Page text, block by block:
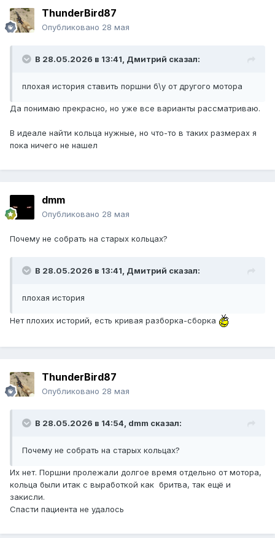
ThunderBird87
Опубликовано 28 мая
В 28.05.2026 в 13:41, Дмитрий сказал:
плохая история ставить поршни б\у от другого мотора
Да понимаю прекрасно, но уже все варианты рассматриваю.
В идеале найти кольца нужные, но что-то в таких размерах я
пока ничего не нашел
dmm
Опубликовано 28 мая
Почему не собрать на старых кольцах?
В 28.05.2026 в 13:41, Дмитрий сказал:
плохая история
Нет плохих историй, есть кривая разборка-сборка
ThunderBird87
Опубликовано 28 мая
В 28.05.2026 в 14:54, dmm сказал:
Почему не собрать на старых кольцах?
Их нет. Поршни пролежали долгое время отдельно от мотора,
кольца были итак с выработкой как бритва, так ещё и
закисли.
Спасти пациента не удалось